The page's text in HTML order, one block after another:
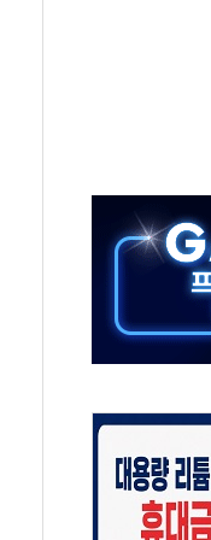
서비스
본격화…'AI 데이터 기반
진화헬기 3대 투입
소심도 징역 3년